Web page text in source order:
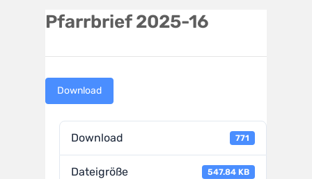
Pfarrbrief 2025-16
Download
Download 771
Dateigröße 547.84 KB